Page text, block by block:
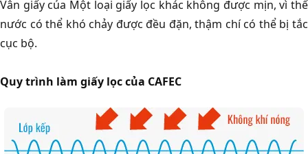
Vân giấy của Một loại giấy lọc khác không được mịn, vì thế
nước có thể khó chảy được đều đặn, thậm chí có thể bị tắc
cục bộ.
Quy trình làm giấy lọc của CAFEC